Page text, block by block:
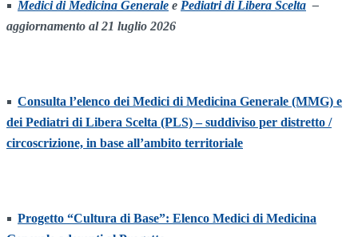
Medici di Medicina Generale e Pediatri di Libera Scelta –
aggiornamento al 21 luglio 2026
Consulta l’elenco dei Medici di Medicina Generale (MMG) e
dei Pediatri di Libera Scelta (PLS) – suddiviso per distretto /
circoscrizione, in base all’ambito territoriale
Progetto “Cultura di Base”: Elenco Medici di Medicina